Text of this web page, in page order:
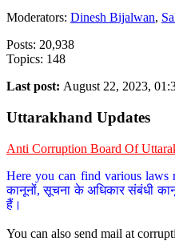
Moderators: Dinesh Bijalwan,
Posts: 20,938
Topics: 148
Last post: August 22, 2023,
Uttarakhand Updates
Anti Corruption Board Of
Here you can find various laws
कानूनों, सूचना के अधिकार संबंधी
हैं।
You can also send mail at